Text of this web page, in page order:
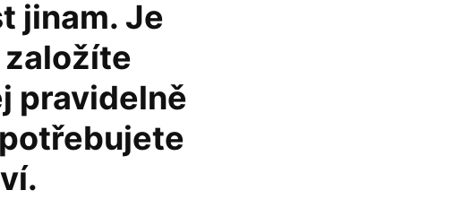
jinam. Je
založíte
pravidelně